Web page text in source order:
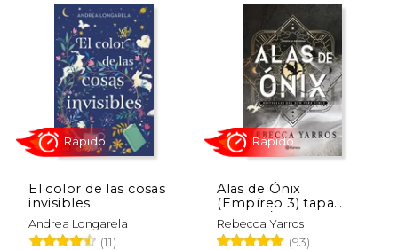
50%
dcto. $ 16.85
27%
dcto.
El color de las cosas
invisibles
Andrea Longarela
(11)
Alas de Ónix
(Empíreo 3) tapa
blanda / español
Rebecca Yarros
(93)